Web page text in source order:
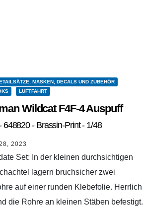
MASKEN, DECALS UND ZUBEHÖR
LUFTFAHRT
Wildcat F4F-4 Auspuff
648820 - Brassin-Print - 1/48
2023
Set: In der kleinen durchsichtigen
lagern bruchsicher zwei
auf einer runden Klebefolie. Herrlich
die Rohre an kleinen Stäben befestigt.